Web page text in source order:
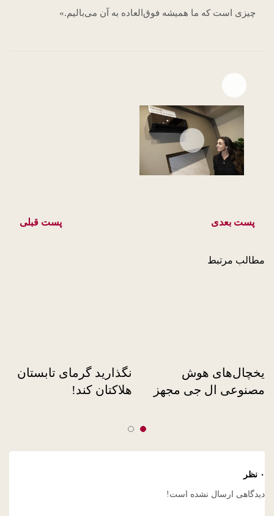
چیزی است که ما همیشه فوق‌العاده به آن می‌بالیم.»
Open file download list
file download
پست قبلی پست بعدی
مطالب مرتبط
نگذارید گرمای تابستان
هلاکتان کند!
یخچال‌های هوش
مصنوعی ال جی مجهز
۰ نظر
دیدگاهی ارسال نشده است!